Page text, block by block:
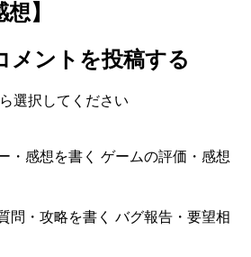
】
メントを投稿する
選択してください
・感想を書く ゲームの評価・感想
問・攻略を書く バグ報告・要望相